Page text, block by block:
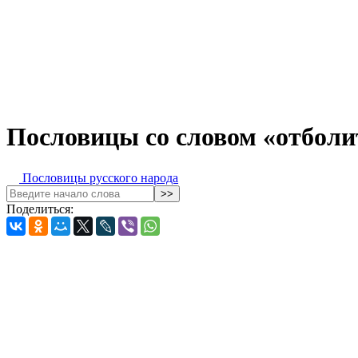
Пословицы со словом
Пословицы русского народа
Поделиться: